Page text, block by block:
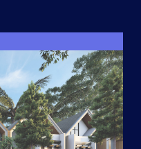
Rumah Pintar
rumahnya